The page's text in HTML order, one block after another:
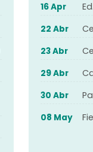
16 Apr
22 Abr
23 Abr
29 Abr
30 Abr
08 May